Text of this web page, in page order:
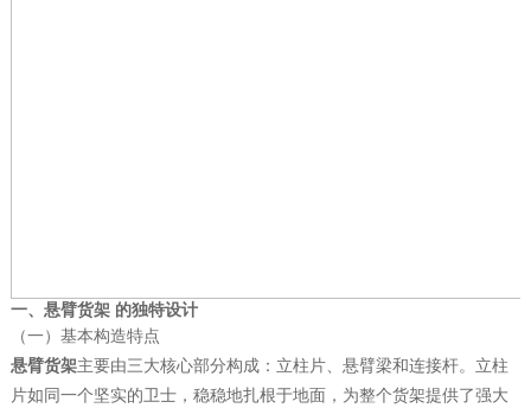
一、悬臂货架 的独特设计
（一）基本构造特点
悬臂货架主要由三大核心部分构成：立柱片、悬臂梁和连接杆。立柱
片如同一个坚实的卫士，稳稳地扎根于地面，为整个货架提供了强大